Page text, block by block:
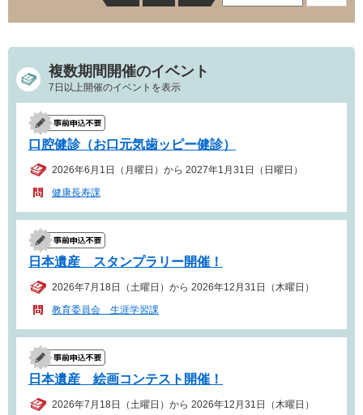
複数期間開催のイベント
7日以上開催のイベントを表示
口腔健診（お口元気歯ッピー健診）
2026年6月1日（月曜日）から 2027年1月31日（日曜日）
健康長寿課
日本遺産 スタンプラリー開催！
2026年7月18日（土曜日）から 2026年12月31日（木曜日）
教育委員会 生涯学習課
日本遺産 絵画コンテスト開催！
2026年7月18日（土曜日）から 2026年12月31日（木曜日）